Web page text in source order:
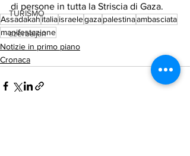
TURISMO
azerbaijan
di persone in tutta la Striscia di Gaza.
Assadakahitaliaisraelegazapalestinaambasciata
manifestazione
Notizie in primo piano
Cronaca